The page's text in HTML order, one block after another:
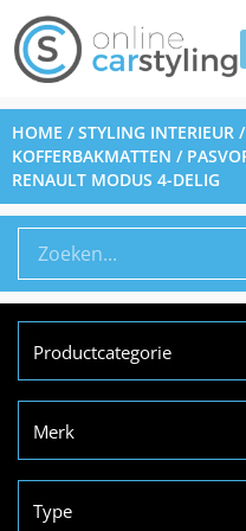
HOME /STYLING INTERIEUR /
KOFFERBAKMATTEN /
RENAULT MODUS 4-DELIG
Productcategorie
Merk
Type